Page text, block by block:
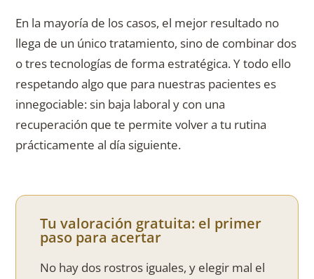
En la mayoría de los casos, el mejor resultado no
llega de un único tratamiento, sino de combinar dos
o tres tecnologías de forma estratégica. Y todo ello
respetando algo que para nuestras pacientes es
innegociable: sin baja laboral y con una
recuperación que te permite volver a tu rutina
prácticamente al día siguiente.
Tu valoración gratuita: el primer
paso para acertar
No hay dos rostros iguales, y elegir mal el